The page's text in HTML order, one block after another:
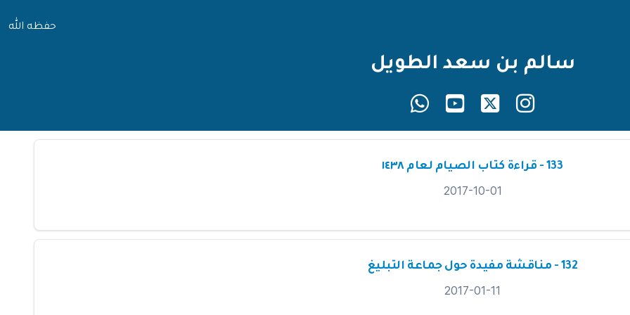
حفظه الله
سالم بن سعد الطويل
133 - قراءة كتاب الصيام لعام ١٤٣٨
2017-10-01
132 - مناقشة مفيدة حول جماعة التبليغ
2017-01-11